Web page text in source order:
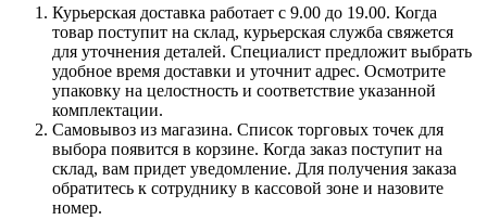
Курьерская доставка работает с 9.00 до 19.00. Когда
товар поступит на склад, курьерская служба свяжется
для уточнения деталей. Специалист предложит выбрать
удобное время доставки и уточнит адрес. Осмотрите
упаковку на целостность и соответствие указанной
комплектации.
Самовывоз из магазина. Список торговых точек для
выбора появится в корзине. Когда заказ поступит на
склад, вам придет уведомление. Для получения заказа
обратитесь к сотруднику в кассовой зоне и назовите
номер.